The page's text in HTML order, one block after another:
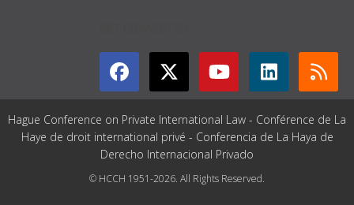
Hague Conference on Private International Law - Conférence de La
Haye de droit international privé - Conferencia de La Haya de
Derecho Internacional Privado
© HCCH 1951-2026. All Rights Reserved.